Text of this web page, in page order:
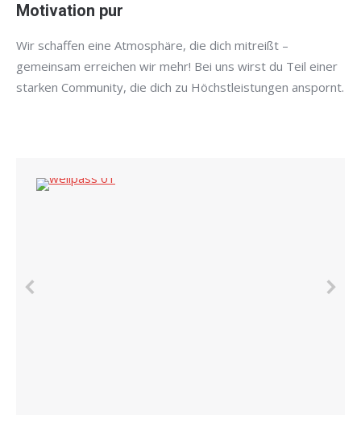
Motivation pur
Wir schaffen eine Atmosphäre, die dich mitreißt –
gemeinsam erreichen wir mehr! Bei uns wirst du Teil einer
starken Community, die dich zu Höchstleistungen anspornt.